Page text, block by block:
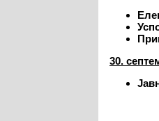
30.
Ј